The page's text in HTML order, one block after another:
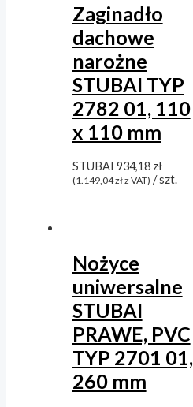
Zaginadło
dachowe
narożne
STUBAI TYP
2782 01, 110
x 110 mm
STUBAI 934,18 zł
(1.149,04złz VAT) / szt.
Nożyce
uniwersalne
STUBAI
PRAWE, PVC
TYP 2701 01,
260 mm